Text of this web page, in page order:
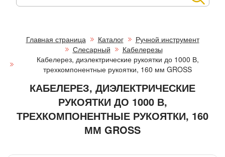
Главная страница Каталог
Ручной инструмент
Слесарный
Кабелерезы
Кабелерез, диэлектрические рукоятки до 1000 В,
трехкомпонентные рукоятки, 160 мм GROSS
КАБЕЛЕРЕЗ, ДИЭЛЕКТРИЧЕСКИЕ
РУКОЯТКИ ДО 1000 В,
ТРЕХКОМПОНЕНТНЫЕ РУКОЯТКИ, 160
ММ GROSS